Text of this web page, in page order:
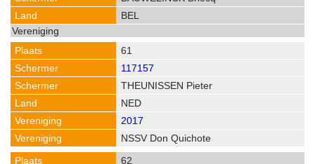
BEL
61
117157
THEUNISSEN Pieter
NED
2017
NSSV Don Quichote
62